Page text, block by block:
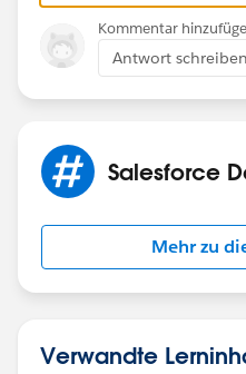
Kommentar
Antwort
Salesforce
Mehr zu
Verwandte